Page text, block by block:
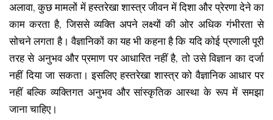
अलावा, कुछ मामलों में हस्तरेखा शास्त्र जीवन में दिशा और प्रेरणा देने का
काम करता है, जिससे व्यक्ति अपने लक्ष्यों की ओर अधिक गंभीरता से
सोचने लगता है। वैज्ञानिकों का यह भी कहना है कि यदि कोई प्रणाली पूरी
तरह से अनुभव और प्रमाण पर आधारित नहीं है, तो उसे विज्ञान का दर्जा
नहीं दिया जा सकता। इसलिए हस्तरेखा शास्त्र को वैज्ञानिक आधार पर
नहीं बल्कि व्यक्तिगत अनुभव और सांस्कृतिक आस्था के रूप में समझा
जाना चाहिए।